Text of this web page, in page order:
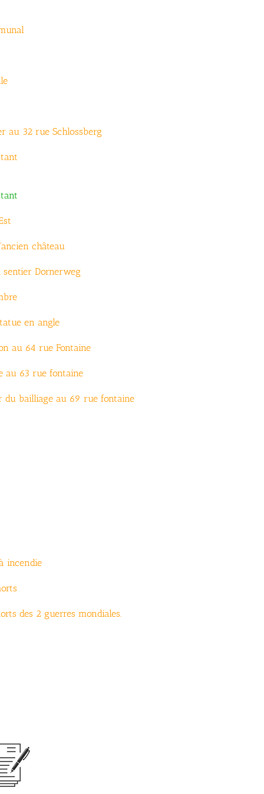
au 32 rue Schlossberg
château
Dornerweg
en angle
au 64 rue Fontaine
au 63 rue fontaine
du bailliage au 69 rue fontaine
incendie
des 2 guerres mondiales.